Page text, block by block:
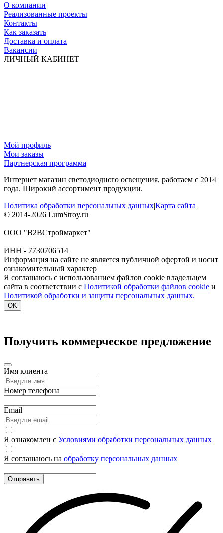
О компании
Реализованные проекты
Контакты
Как заказать
Доставка и оплата
Вакансии
ЛИЧНЫЙ КАБИНЕТ
Мой профиль
Мои заказы
Партнерская программа
Интернет магазин светодиодного освещения, работаем с 2014
года. Широкий ассортимент продукции.
Политика обработки персональных данных|Карта сайта
© 2014-2026 LumStroy.ru
ООО "В2ВСтроймаркет"
ИНН - 7730706514
Информация на сайте не является публичной офертой и носит
ознакомительный характер
Я соглашаюсь с использованием файлов cookie владельцем
сайта в соответствии с Политикой обработки файлов cookie и
Политикой обработки и защиты персональных данных.
OK
Получить коммерческое предложение
Имя клиента
Номер телефона
Email
Я ознакомлен с Условиями обработки персональных данных
Я соглашаюсь на обработку персональных данных
Отправить